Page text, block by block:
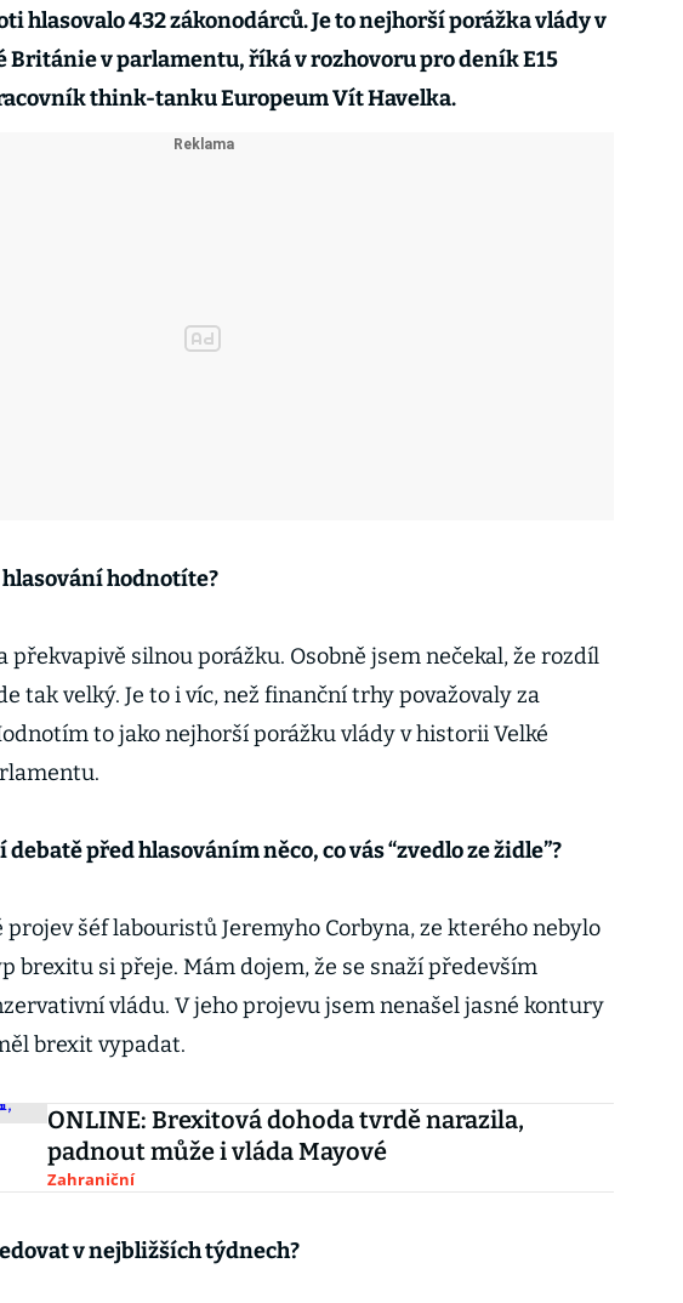
hlasovalo 432 zákonodárců. Je to nejhorší porážka vlády v
Británie v parlamentu, říká v rozhovoru pro deník E15
think-tanku Europeum Vít Havelka.
hlasování hodnotíte?
překvapivě silnou porážku. Osobně jsem nečekal, že rozdíl
tak velký. Je to i víc, než finanční trhy považovaly za
to jako nejhorší porážku vlády v historii Velké
debatě před hlasováním něco, co vás “zvedlo ze židle”?
projev šéf labouristů Jeremyho Corbyna, ze kterého nebylo
brexitu si přeje. Mám dojem, že se snaží především
vládu. V jeho projevu jsem nenašel jasné kontury
brexit vypadat.
ONLINE: Brexitová dohoda tvrdě narazila,
padnout může i vláda Mayové
Zahraniční
v nejbližších týdnech?